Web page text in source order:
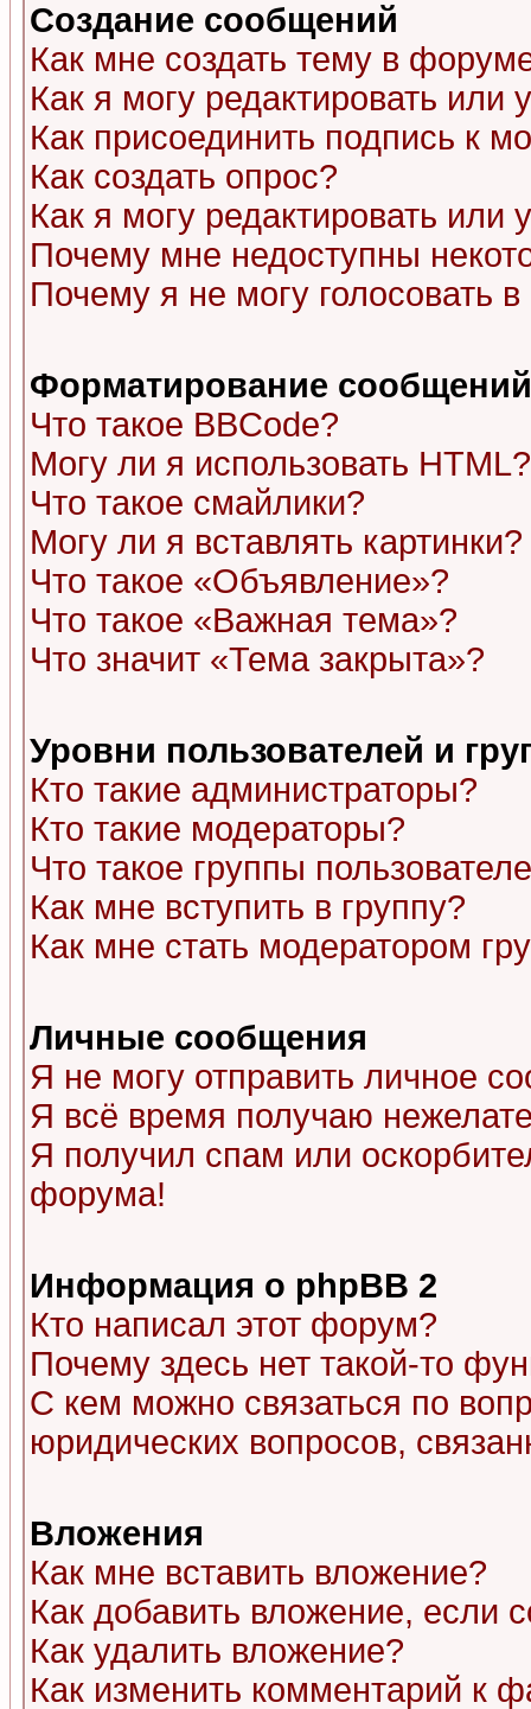
Создание сообщений
Как мне создать тему в
Как я могу редактировать или
Как присоединить подпись к
Как создать опрос?
Как я могу редактировать или
Почему мне недоступны
Почему я не могу голосовать
Форматирование
Что такое BBCode?
Могу ли я использовать HTML?
Что такое смайлики?
Могу ли я вставлять картинки?
Что такое «Объявление»?
Что такое «Важная тема»?
Что значит «Тема закрыта»?
Уровни пользователей и
Кто такие администраторы?
Кто такие модераторы?
Что такое группы
Как мне вступить в группу?
Как мне стать модератором
Личные сообщения
Я не могу отправить личное
Я всё время получаю
Я получил спам или
форума!
Информация о phpBB 2
Кто написал этот форум?
Почему здесь нет такой-то
С кем можно связаться по
юридических вопросов,
Вложения
Как мне вставить вложение?
Как добавить вложение, если
Как удалить вложение?
Как изменить комментарий к